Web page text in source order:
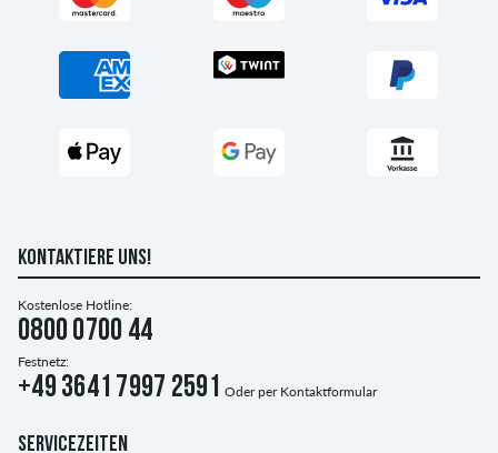
KONTAKTIERE UNS!
Kostenlose Hotline:
0800 0700 44
Festnetz:
+49 3641 7997 2591 Oder per Kontaktformular
SERVICEZEITEN